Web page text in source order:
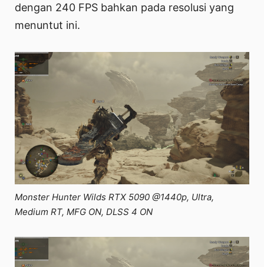
dengan 240 FPS bahkan pada resolusi yang
menuntut ini.
Monster Hunter Wilds RTX 5090 @1440p, Ultra,
Medium RT, MFG ON, DLSS 4 ON